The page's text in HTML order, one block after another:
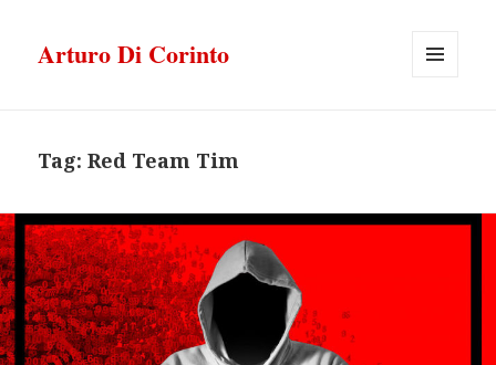
Arturo Di Corinto
Tag:Red Team Tim